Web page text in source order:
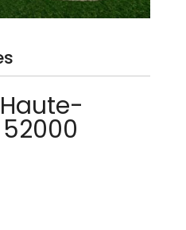
Haute-
52000